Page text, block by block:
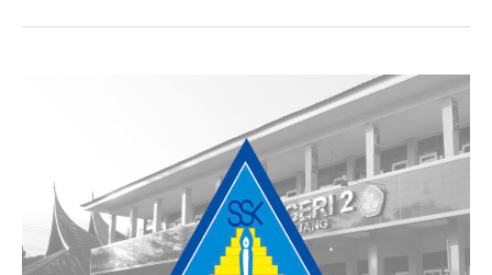
Kependudukan